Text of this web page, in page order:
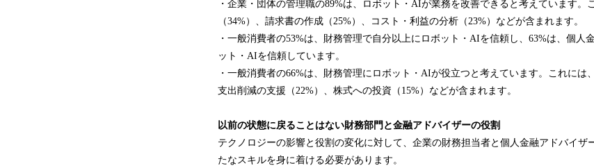
・企業・団体の管理職の89%は、ロボット・AIが業務を改善できると考えています。
（34%）、請求書の作成（25%）、コスト・利益の分析（23%）などが含まれます。
・一般消費者の53%は、財務管理で自分以上にロボット・AIを信頼し、63%は、個人
ット・AIを信頼しています。
・一般消費者の66%は、財務管理にロボット・AIが役立つと考えています。これには
支出削減の支援（22%）、株式への投資（15%）などが含まれます。
以前の状態に戻ることはない財務部門と金融アドバイザーの役割
テクノロジーの影響と役割の変化に対して、企業の財務担当者と個人金融アドバイザ
たなスキルを身に着ける必要があります。